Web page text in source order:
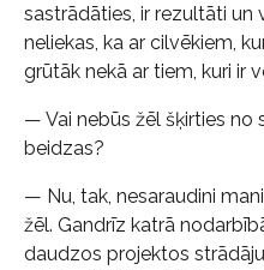
sastrādāties, ir rezultāti un
neliekas, ka ar cilvēkiem,
grūtāk nekā ar tiem, kuri ir
— Vai nebūs žēl šķirties no
beidzas?
— Nu, tak, nesaraudini
žēl. Gandrīz katrā
daudzos projektos